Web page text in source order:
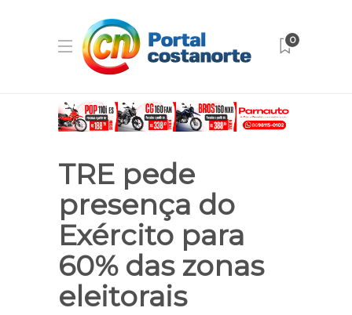
0
TRE pede
presença do
Exército para
60% das zonas
eleitorais